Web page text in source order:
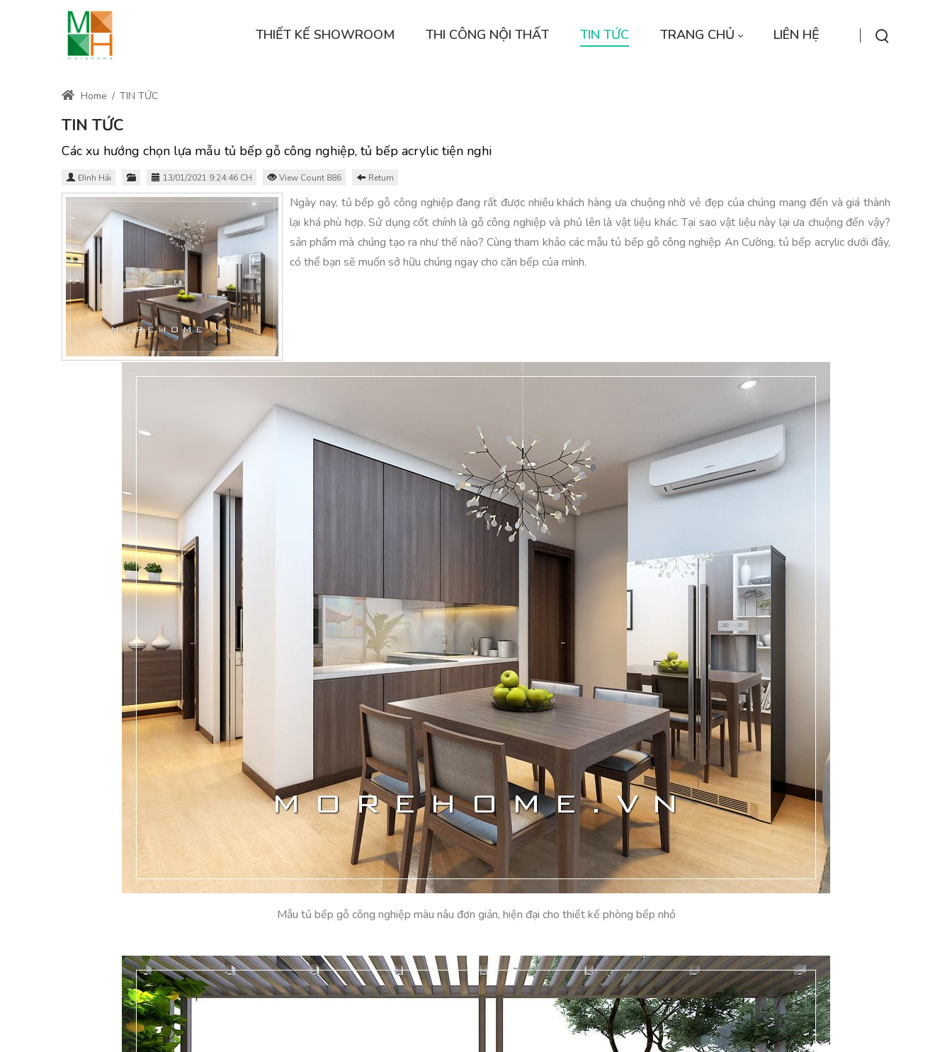
THIẾT KẾ SHOWROOM THI CÔNG NỘI THẤT TIN TỨC TRANG CHỦ LIÊN HỆ
Home / TIN TỨC
TIN TỨC
Các xu hướng chọn lựa mẫu tủ bếp gỗ công nghiệp, tủ bếp acrylic tiện nghi
Đình Hải 13/01/2021 9:24:46 CH View Count 886 Return
Ngày nay, tủ bếp gỗ công nghiệp đang rất được nhiều khách hàng ưa chuộng nhờ vẻ đẹp của chúng mang đến và giá thành
lại khá phù hợp. Sử dụng cốt chính là gỗ công nghiệp và phủ lên là vật liệu khác. Tại sao vật liệu này lại ưa chuộng đến vậy?
sản phẩm mà chúng tạo ra như thế nào? Cùng tham khảo các mẫu tủ bếp gỗ công nghiệp An Cường, tủ bếp acrylic dưới đây,
có thể bạn sẽ muốn sở hữu chúng ngay cho căn bếp của mình.
Mẫu tủ bếp gỗ công nghiệp màu nâu đơn giản, hiện đại cho thiết kế phòng bếp nhỏ